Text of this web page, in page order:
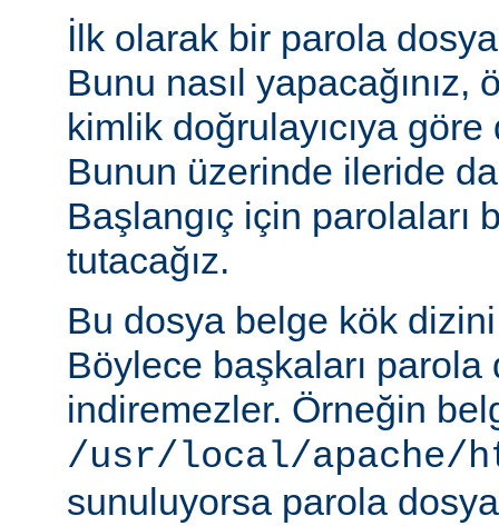
İlk olarak bir parola
Bunu nasıl
kimlik doğrulayıcıya
Bunun üzerinde ileride
Başlangıç için parolaları
tutacağız.
Bu dosya belge kök dizini
Böylece başkaları parola
indiremezler. Örneğin
/usr/local/apache/
sunuluyorsa parola